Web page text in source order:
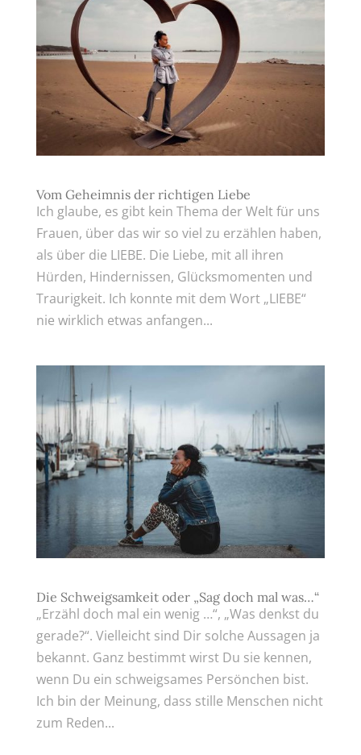
Vom Geheimnis der richtigen Liebe
Ich glaube, es gibt kein Thema der Welt für uns
Frauen, über das wir so viel zu erzählen haben,
als über die LIEBE. Die Liebe, mit all ihren
Hürden, Hindernissen, Glücksmomenten und
Traurigkeit. Ich konnte mit dem Wort „LIEBE“
nie wirklich etwas anfangen...
Die Schweigsamkeit oder „Sag doch mal was…“
„Erzähl doch mal ein wenig …“, „Was denkst du
gerade?“. Vielleicht sind Dir solche Aussagen ja
bekannt. Ganz bestimmt wirst Du sie kennen,
wenn Du ein schweigsames Persönchen bist.
Ich bin der Meinung, dass stille Menschen nicht
zum Reden...